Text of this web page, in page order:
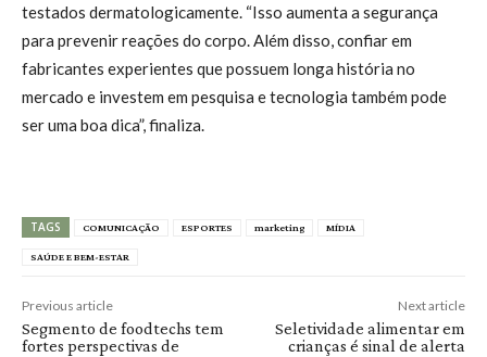
testados dermatologicamente. “Isso aumenta a segurança
para prevenir reações do corpo. Além disso, confiar em
fabricantes experientes que possuem longa história no
mercado e investem em pesquisa e tecnologia também pode
ser uma boa dica”, finaliza.
TAGS COMUNICAÇÃO ESPORTES marketing MÍDIA
SAÚDE E BEM-ESTAR
Previous article
Segmento de foodtechs tem
fortes perspectivas de
Next article
Seletividade alimentar em
crianças é sinal de alerta